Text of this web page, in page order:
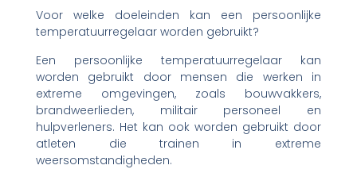
Voor welke doeleinden kan een persoonlijke
temperatuurregelaar worden gebruikt?
Een persoonlijke temperatuurregelaar kan
worden gebruikt door mensen die werken in
extreme omgevingen, zoals bouwvakkers,
brandweerlieden, militair personeel en
hulpverleners. Het kan ook worden gebruikt door
atleten die trainen in extreme
weersomstandigheden.